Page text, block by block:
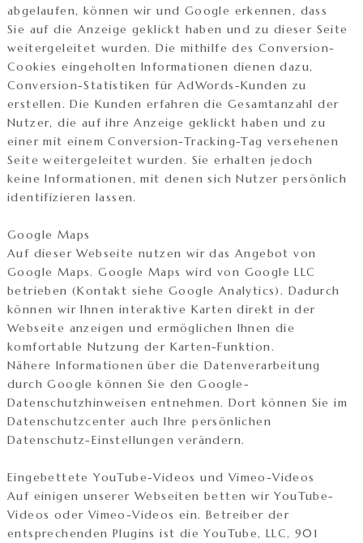
abgelaufen, können wir und Google erkennen, dass
Sie auf die Anzeige geklickt haben und zu dieser Seite
weitergeleitet wurden. Die mithilfe des Conversion-
Cookies eingeholten Informationen dienen dazu,
Conversion-Statistiken für AdWords-Kunden zu
erstellen. Die Kunden erfahren die Gesamtanzahl der
Nutzer, die auf ihre Anzeige geklickt haben und zu
einer mit einem Conversion-Tracking-Tag versehenen
Seite weitergeleitet wurden. Sie erhalten jedoch
keine Informationen, mit denen sich Nutzer persönlich
identifizieren lassen.
Google Maps
Auf dieser Webseite nutzen wir das Angebot von
Google Maps. Google Maps wird von Google LLC
betrieben (Kontakt siehe Google Analytics). Dadurch
können wir Ihnen interaktive Karten direkt in der
Webseite anzeigen und ermöglichen Ihnen die
komfortable Nutzung der Karten-Funktion.
Nähere Informationen über die Datenverarbeitung
durch Google können Sie den Google-
Datenschutzhinweisen entnehmen. Dort können Sie im
Datenschutzcenter auch Ihre persönlichen
Datenschutz-Einstellungen verändern.
Eingebettete YouTube-Videos und Vimeo-Videos
Auf einigen unserer Webseiten betten wir YouTube-
Videos oder Vimeo-Videos ein. Betreiber der
entsprechenden Plugins ist die YouTube, LLC, 901